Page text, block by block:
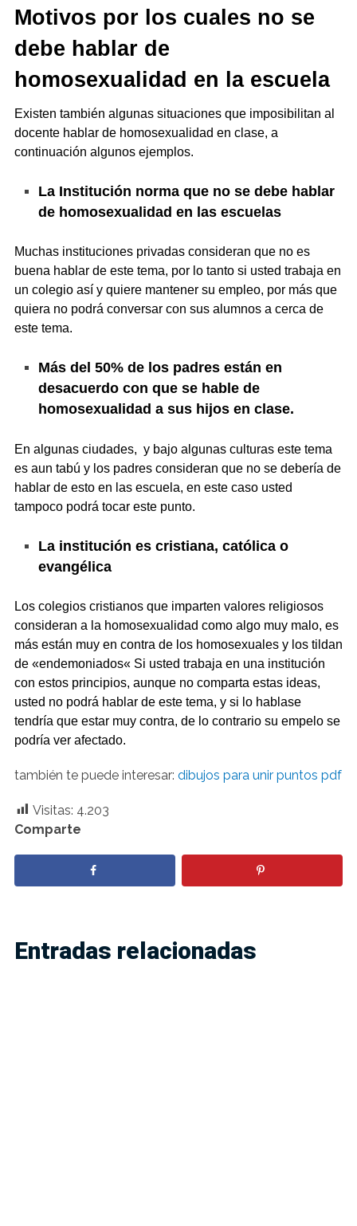
Motivos por los cuales no se
debe hablar de
homosexualidad en la escuela
Existen también algunas situaciones que imposibilitan al
docente hablar de homosexualidad en clase, a
continuación algunos ejemplos.
La Institución norma que no se debe hablar
de homosexualidad en las escuelas
Muchas instituciones privadas consideran que no es
buena hablar de este tema, por lo tanto si usted trabaja en
un colegio así y quiere mantener su empleo, por más que
quiera no podrá conversar con sus alumnos a cerca de
este tema.
Más del 50% de los padres están en
desacuerdo con que se hable de
homosexualidad a sus hijos en clase.
En algunas ciudades, y bajo algunas culturas este tema
es aun tabú y los padres consideran que no se debería de
hablar de esto en las escuela, en este caso usted
tampoco podrá tocar este punto.
La institución es cristiana, católica o
evangélica
Los colegios cristianos que imparten valores religiosos
consideran a la homosexualidad como algo muy malo, es
más están muy en contra de los homosexuales y los tildan
de «endemoniados« Si usted trabaja en una institución
con estos principios, aunque no comparta estas ideas,
usted no podrá hablar de este tema, y si lo hablase
tendría que estar muy contra, de lo contrario su empelo se
podría ver afectado.
también te puede interesar: dibujos para unir puntos pdf
Visitas: 4.203
Comparte
Entradas relacionadas